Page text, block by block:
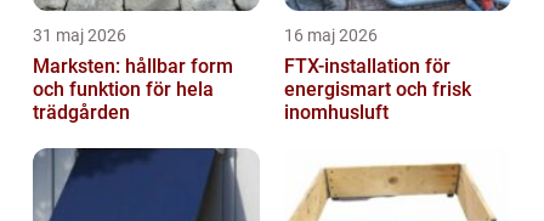
31 maj 2026
Marksten: hållbar form
och funktion för hela
trädgården
16 maj 2026
FTX-installation för
energismart och frisk
inomhusluft